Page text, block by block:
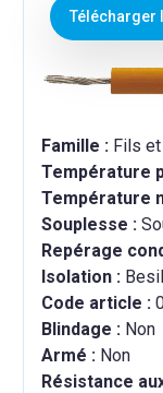
Télécharger
Famille : Fils
Température
Température
Souplesse :
Repérage
Isolation :
Code article :
Blindage : Non
Armé : Non
Résistance